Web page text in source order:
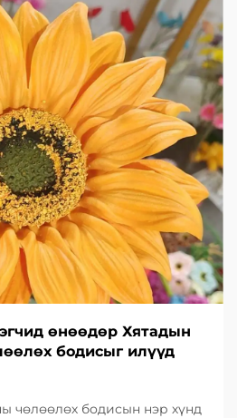
өнөөдөр Хятадын
бодисыг илүүд
чөлөөлөх бодисын нэр хүнд